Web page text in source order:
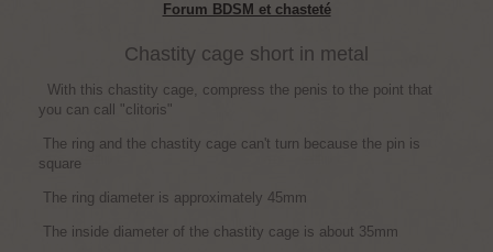
Forum BDSM et chasteté
Chastity cage short in metal
With this chastity cage, compress the penis to the point that
you can call "clitoris"
The ring and the chastity cage can't turn because the pin is
square
The ring diameter is approximately 45mm
The inside diameter of the chastity cage is about 35mm